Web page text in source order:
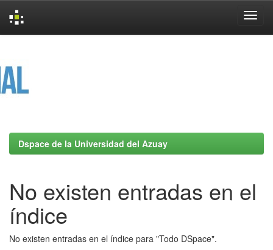
Dspace de la Universidad del Azuay
No existen entradas en el
índice
No existen entradas en el índice para "Todo DSpace".